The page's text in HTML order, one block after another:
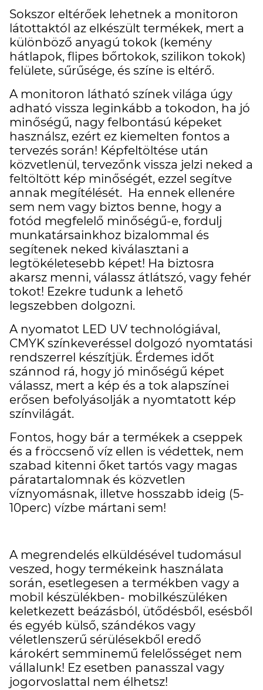
Sokszor eltérőek lehetnek a monitoron
látottaktól az elkészült termékek, mert a
különböző anyagú tokok (kemény
hátlapok, flipes bőrtokok, szilikon tokok)
felülete, sűrűsége, és színe is eltérő.
A monitoron látható színek világa úgy
adható vissza leginkább a tokodon, ha jó
minőségű, nagy felbontású képeket
használsz, ezért ez kiemelten fontos a
tervezés során! Képfeltöltése után
közvetlenül, tervezőnk vissza jelzi neked a
feltöltött kép minőségét, ezzel segítve
annak megítélését. Ha ennek ellenére
sem nem vagy biztos benne, hogy a
fotód megfelelő minőségű-e, fordulj
munkatársainkhoz bizalommal és
segítenek neked kiválasztani a
legtökéletesebb képet! Ha biztosra
akarsz menni, válassz átlátszó, vagy fehér
tokot! Ezekre tudunk a lehető
legszebben dolgozni.
A nyomatot LED UV technológiával,
CMYK színkeveréssel dolgozó nyomtatási
rendszerrel készítjük. Érdemes időt
szánnod rá, hogy jó minőségű képet
válassz, mert a kép és a tok alapszínei
erősen befolyásolják a nyomtatott kép
színvilágát.
Fontos, hogy bár a termékek a cseppek
és a fröccsenő víz ellen is védettek, nem
szabad kitenni őket tartós vagy magas
páratartalomnak és közvetlen
víznyomásnak, illetve hosszabb ideig (5-
10perc) vízbe mártani sem!
A megrendelés elküldésével tudomásul
veszed, hogy termékeink használata
során, esetlegesen a termékben vagy a
mobil készülékben- mobilkészüléken
keletkezett beázásból, ütődésből, esésből
és egyéb külső, szándékos vagy
véletlenszerű sérülésekből eredő
károkért semminemű felelősséget nem
vállalunk! Ez esetben panasszal vagy
jogorvoslattal nem élhetsz!